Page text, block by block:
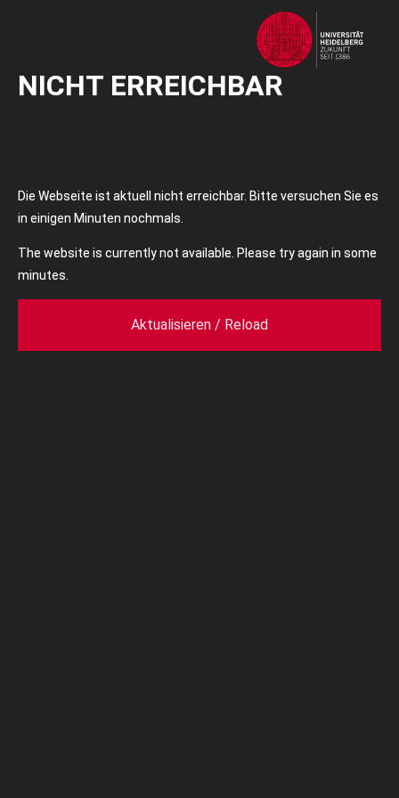
NICHT ERREICHBAR
Die Webseite ist aktuell nicht erreichbar. Bitte versuchen Sie es
in einigen Minuten nochmals.
The website is currently not available. Please try again in some
minutes.
Aktualisieren / Reload